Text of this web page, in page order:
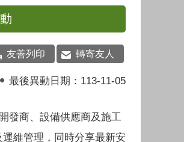
友善列印 轉寄友人
最後異動日期： 113-11-05
發商、設備供應商及施工
維管理，同時分享最新安